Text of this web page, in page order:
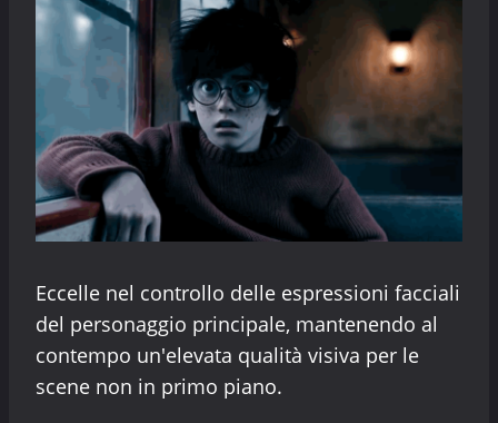
Eccelle nel controllo delle espressioni facciali
del personaggio principale, mantenendo al
contempo un'elevata qualità visiva per le
scene non in primo piano.